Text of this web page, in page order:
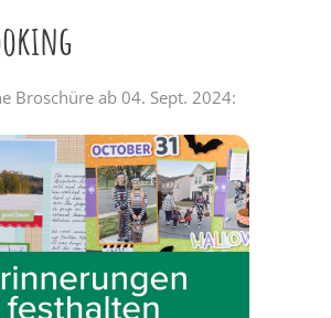
Broschüre ab 04. Sept. 2024: